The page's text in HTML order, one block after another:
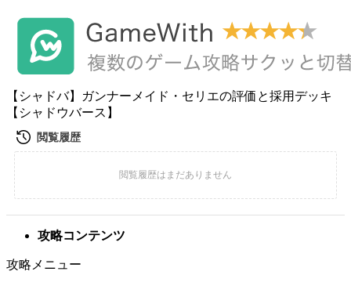
【シャドバ】ガンナーメイド・セリエの評価と採用デッキ
【シャドウバース】
攻略コンテンツ
攻略メニュー